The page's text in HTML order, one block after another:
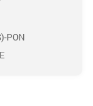
PON